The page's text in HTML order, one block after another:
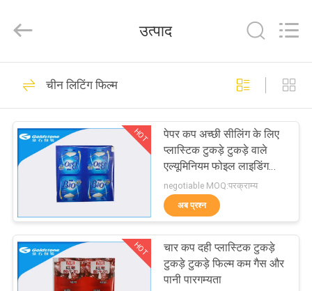
उत्पाद
विडियो
बारे
Jiaxing
Co.,Ltd.
Reserved.
गर्मी सील पन्नी लड्स
36
एल्यूमिनियम पन्नी लेड्स
44
उत्पाद
चीन लिटिंग फिल्म
HOT
पेपर कप अच्छी सीलिंग के लिए
प्लास्टिक टुकड़े टुकड़े वाले
एल्यूमिनियम फोइल लाइडिंग
फिल्म
negotiable MOQ:परक्राम्य
अब प्रश्न
HOT
चार कप दही प्लास्टिक टुकड़े
टुकड़े टुकड़े फिल्म कम गैस और
पानी पारगम्यता